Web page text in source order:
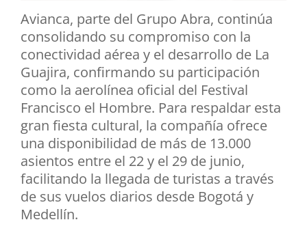
Avianca, parte del Grupo Abra, continúa
consolidando su compromiso con la
conectividad aérea y el desarrollo de La
Guajira, confirmando su participación
como la aerolínea oficial del Festival
Francisco el Hombre. Para respaldar esta
gran fiesta cultural, la compañía ofrece
una disponibilidad de más de 13.000
asientos entre el 22 y el 29 de junio,
facilitando la llegada de turistas a través
de sus vuelos diarios desde Bogotá y
Medellín.